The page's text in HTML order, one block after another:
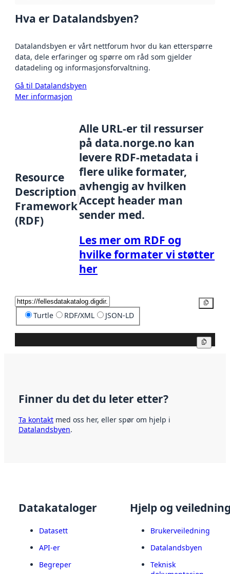
Hva er Datalandsbyen?
Datalandsbyen er vårt nettforum hvor du kan etterspørre
data, dele erfaringer og spørre om råd som gjelder
datadeling og informasjonsforvaltning.
Gå til Datalandsbyen
Mer informasjon
Resource
Description
Framework
(RDF)
Alle URL-er til ressurser
på data.norge.no kan
levere RDF-metadata i
flere ulike formater,
avhengig av hvilken
Accept header man
sender med.
Les mer om RDF og
hvilke formater vi støtter
her
Turtle RDF/XML JSON-LD
Finner du det du leter etter?
Ta kontakt med oss her, eller spør om hjelp i
Datalandsbyen.
Datakataloger
Datasett
API-er
Begreper
Hjelp og
Brukerveiledning
Datalandsbyen
Teknisk